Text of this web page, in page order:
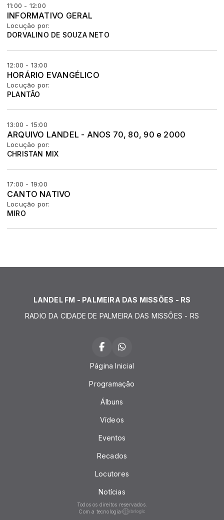
11:00 - 12:00
INFORMATIVO GERAL
Locução por:
DORVALINO DE SOUZA NETO
12:00 - 13:00
HORÁRIO EVANGÉLICO
Locução por:
PLANTÃO
13:00 - 15:00
ARQUIVO LANDEL - ANOS 70, 80, 90 e 2000
Locução por:
CHRISTAN MIX
17:00 - 19:00
CANTO NATIVO
Locução por:
MIRO
LANDEL FM - PALMEIRA DAS MISSÕES - RS
RADIO DA CIDADE DE PALMEIRA DAS MISSÕES - RS
Página Inicial
Programação
Álbuns
Vídeos
Eventos
Recados
Locutores
Notícias
Todos os direitos reservados.
Com a tecnologia